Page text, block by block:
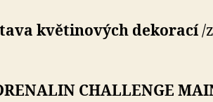
květinových dekorací/
CHALLENGE